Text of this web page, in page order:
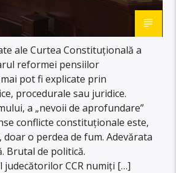
ale Curtea Constituțională a
reformei pensiilor
pot fi explicate prin
procedurale sau juridice.
a „nevoii de aprofundare”
conflicte constituționale este,
doar o perdea de fum. Adevărata
Brutal de politică.
CCR numiți […]